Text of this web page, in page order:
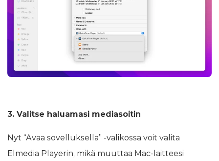
3. Valitse haluamasi mediasoitin
Nyt “Avaa sovelluksella” -valikossa voit valita
Elmedia Playerin, mikä muuttaa Mac-laitteesi